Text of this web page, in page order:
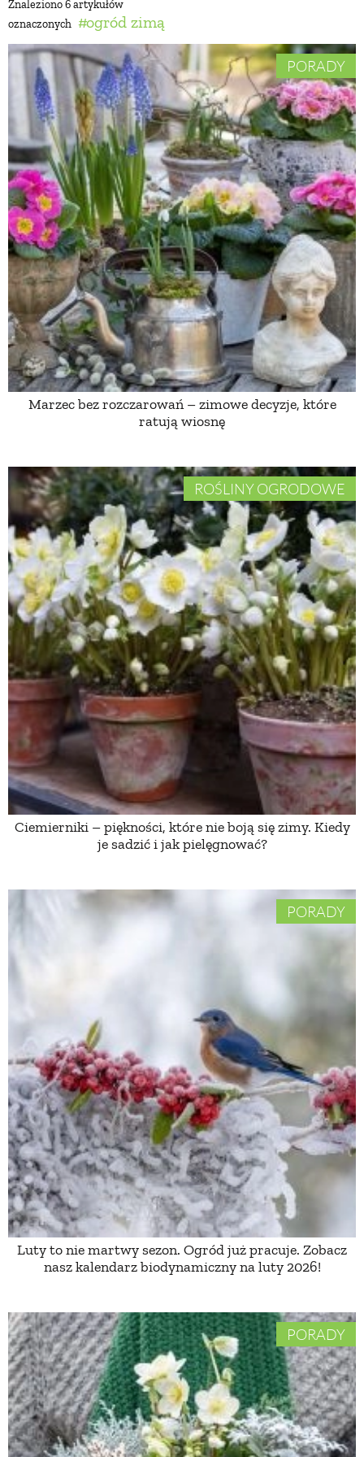
Znaleziono 6 artykułów
oznaczonych
ogród zimą
PORADY
Marzec bez rozczarowań – zimowe decyzje, które
ratują wiosnę
ROŚLINY OGRODOWE
Ciemierniki – piękności, które nie boją się zimy. Kiedy
je sadzić i jak pielęgnować?
PORADY
Luty to nie martwy sezon. Ogród już pracuje. Zobacz
nasz kalendarz biodynamiczny na luty 2026!
PORADY
BUDUJEMY DOM
OGRÓD
WARZYWA I OWOCE
ROŚLINY OGRODOWE
PORADY
ZIELEŃ W DOMU
PROJEKTOWANIE OGRODU
NATURALNIE
NATURALNA APTECZKA
DLA DOMU
EKO ŻYCIE
PRZYRODA
ZWIERZĘTA DOMOWE
ZWIERZĘTA W NATURZE
GRZYBY
RĘKODZIEŁO
ZWYCZAJE
ZRÓB TO SAM
PRZEPISY
ŚNIADANIA
PRZYSTAWKI
ZUPY
DANIA GŁÓWNE
CIASTA I DESERY
DODATKI